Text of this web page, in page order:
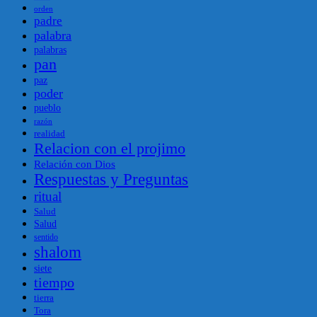
orden
padre
palabra
palabras
pan
paz
poder
pueblo
razón
realidad
Relacion con el projimo
Relación con Dios
Respuestas y Preguntas
ritual
Salud
Salud
sentido
shalom
siete
tiempo
tierra
Tora